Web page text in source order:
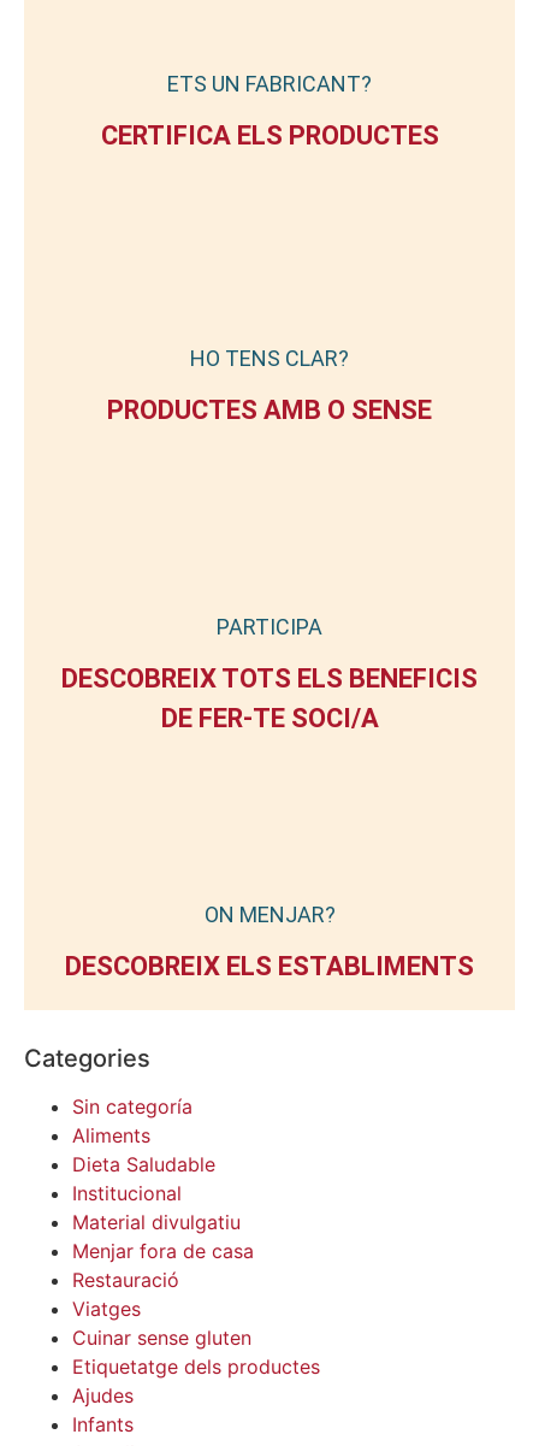
ETS UN FABRICANT?
CERTIFICA ELS PRODUCTES
HO TENS CLAR?
PRODUCTES AMB O SENSE
PARTICIPA
DESCOBREIX TOTS ELS BENEFICIS
DE FER-TE SOCI/A
ON MENJAR?
DESCOBREIX ELS ESTABLIMENTS
Categories
Sin categoría
Aliments
Dieta Saludable
Institucional
Material divulgatiu
Menjar fora de casa
Restauració
Viatges
Cuinar sense gluten
Etiquetatge dels productes
Ajudes
Infants